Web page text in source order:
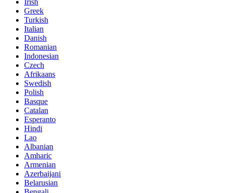
Irish
Greek
Turkish
Italian
Danish
Romanian
Indonesian
Czech
Afrikaans
Swedish
Polish
Basque
Catalan
Esperanto
Hindi
Lao
Albanian
Amharic
Armenian
Azerbaijani
Belarusian